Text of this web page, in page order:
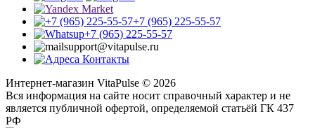
+7 (965) 225-55-57
+7 (965) 225-55-57
support@vitapulse.ru
Контакты
Интернет-магазин VitaPulse © 2026
Вся информация на сайте носит справочный характер и не
является публичной офертой, определяемой статьёй ГК 437
РФ